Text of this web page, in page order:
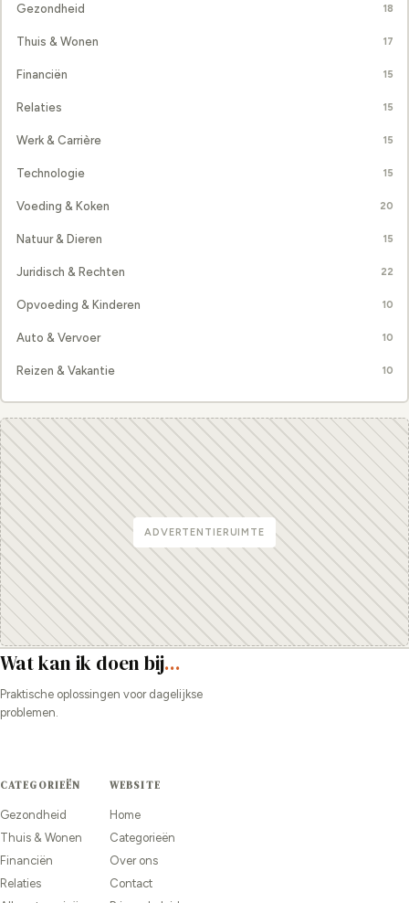
Gezondheid 18
Thuis & Wonen 17
Financiën 15
Relaties 15
Werk & Carrière 15
Technologie 15
Voeding & Koken 20
Natuur & Dieren 15
Juridisch & Rechten 22
Opvoeding & Kinderen 10
Auto & Vervoer 10
Reizen & Vakantie 10
ADVERTENTIERUIMTE
Wat kan ik doen bij...
Praktische oplossingen voor dagelijkse
problemen.
CATEGORIEËN
Gezondheid
Thuis & Wonen
Financiën
Relaties
WEBSITE
Home
Categorieën
Over ons
Contact